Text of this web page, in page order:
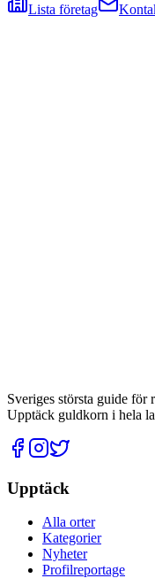
Lista företag
Sveriges största guide för
Upptäck guldkorn i hela
Upptäck
Alla orter
Kategorier
Nyheter
Profilreportage